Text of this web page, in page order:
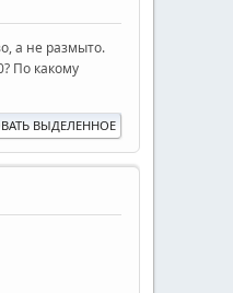
а не размыто.
По какому
ВЫДЕЛЕННОЕ